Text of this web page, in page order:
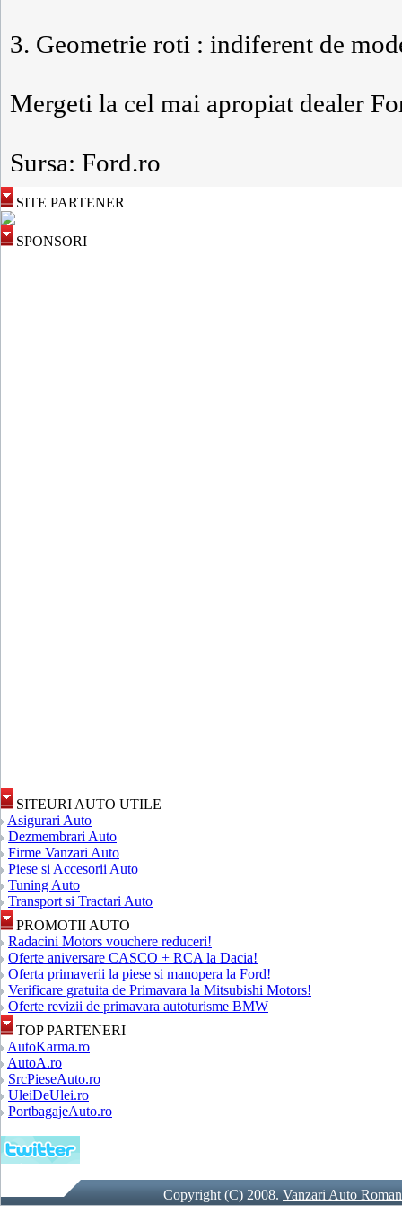
3. Geometrie roti : indiferent de
Mergeti la cel mai apropiat dealer
Sursa: Ford.ro
SITE PARTENER
SPONSORI
SITEURI AUTO UTILE
Asigurari Auto
Dezmembrari Auto
Firme Vanzari Auto
Piese si Accesorii Auto
Tuning Auto
Transport si Tractari Auto
PROMOTII AUTO
Radacini Motors vouchere reduceri!
Oferte aniversare CASCO + RCA la Dacia!
Oferta primaverii la piese si manopera la Ford!
Verificare gratuita de Primavara la Mitsubishi Motors!
Oferte revizii de primavara autoturisme BMW
TOP PARTENERI
AutoKarma.ro
AutoA.ro
SrcPieseAuto.ro
UleiDeUlei.ro
PortbagajeAuto.ro
Copyright (C) 2008.Vanzari Auto